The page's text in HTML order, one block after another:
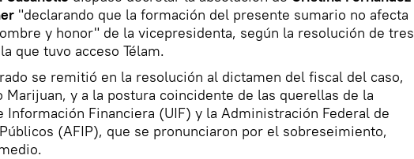
"declarando que la formación del presente sumario no afecta
y honor" de la vicepresidenta, según la resolución de tres
que tuvo acceso Télam.
se remitió en la resolución al dictamen del fiscal del caso,
Marijuan, y a la postura coincidente de las querellas de la
Información Financiera (UIF) y la Administración Federal de
(AFIP), que se pronunciaron por el sobreseimiento,